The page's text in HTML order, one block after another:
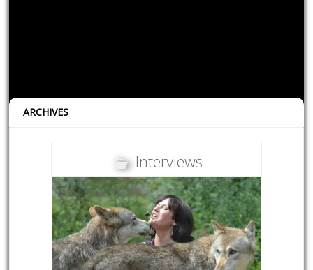
ARCHIVES
Interviews